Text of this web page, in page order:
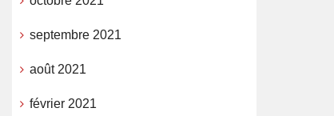
septembre 2021
août 2021
février 2021